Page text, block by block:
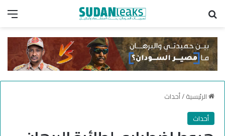
الرئيسية/أحداث
أحداث